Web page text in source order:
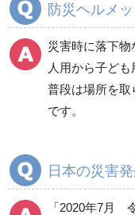
非常用保存食品
食）
食器・調理器具
用品
寝具類
衛生用品
ドリール
防災ヘルメ
災害時に落下
人用から子ども
普段は場所を
です。
日本の災害
「2020年7月